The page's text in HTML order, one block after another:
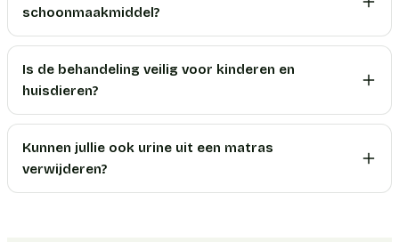
schoonmaakmiddel?
Is de behandeling veilig voor kinderen en
huisdieren?
Kunnen jullie ook urine uit een matras
verwijderen?